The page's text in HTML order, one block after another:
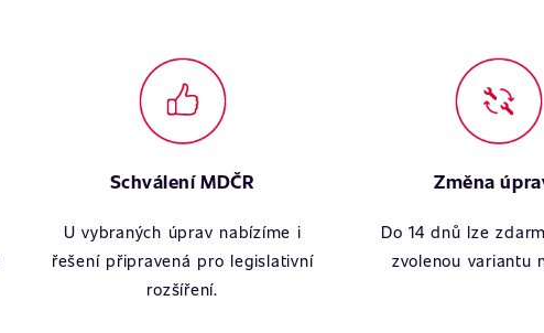
Schválení MDČR
U vybraných úprav nabízíme i
řešení připravená pro legislativní
rozšíření.
Změna
Do 14 dnů lze
zvolenou variantu